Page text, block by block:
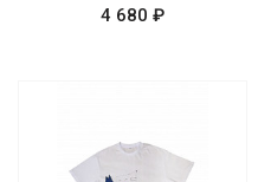
4 680 ₽